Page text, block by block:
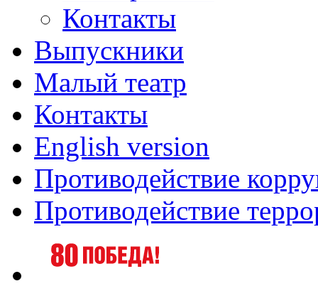
Контакты
Выпускники
Малый театр
Контакты
English version
Противодействие
Противодействие